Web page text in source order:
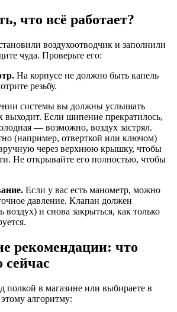
что всё работает?
воздухоотводчик и заполнили
чуда. Проверьте его:
На корпусе не должно быть капель
резьбу.
системы вы должны услышать
выходит. Если шипение прекратилось,
— возможно, воздух застрял.
(например, отверткой или ключом)
через верхнюю крышку, чтобы
Не открывайте его полностью, чтобы
Если у вас есть манометр, можно
давление. Клапан должен
воздух) и снова закрыться, как только
рекомендации: что
сейчас
полкой в магазине или выбираете в
алгоритму: